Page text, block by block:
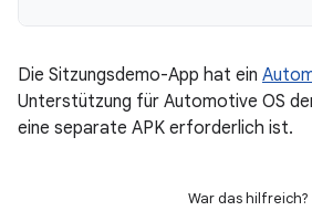
Die Sitzungsdemo-App hat ein
Unterstützung für Automotive OS
eine separate APK erforderlich ist.
War das hilfreich?